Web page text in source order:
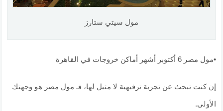
مول سيتي ستارز
•مول مصر 6 أكتوبر أشهر أماكن خروجات في القاهرة
إن كنت تبحث عن تجربة ترفيهية لا مثيل لها، فـ مول مصر هو وجهتك
الأولى.